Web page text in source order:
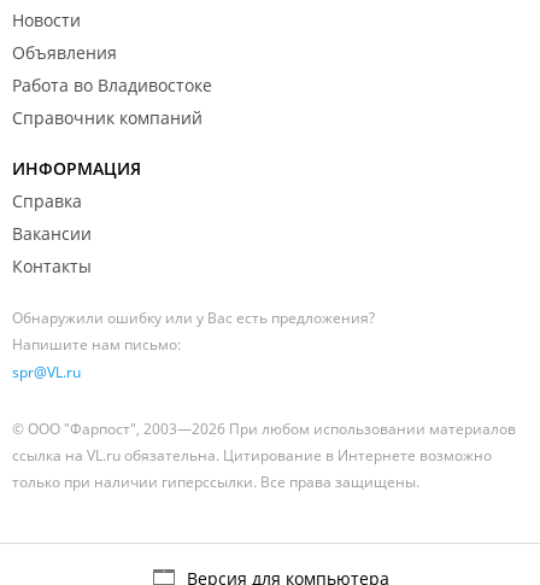
Новости
Объявления
Работа во Владивостоке
Справочник компаний
ИНФОРМАЦИЯ
Справка
Вакансии
Контакты
Обнаружили ошибку или у Вас есть предложения?
Напишите нам письмо:
spr@VL.ru
© ООО "Фарпост", 2003—2026 При любом использовании материалов
ссылка на VL.ru обязательна. Цитирование в Интернете возможно
только при наличии гиперссылки. Все права защищены.
Версия для компьютера